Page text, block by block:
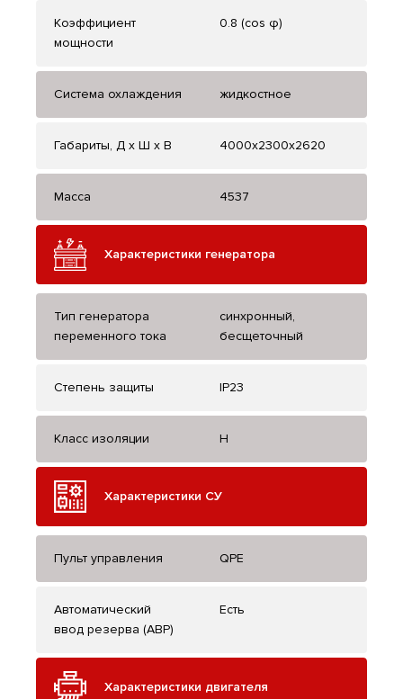
Коэффициент
мощности
0.8 (cos φ)
Система охлаждения жидкостное
Габариты, Д x Ш x В 4000x2300x2620
Масса 4537
Характеристики генератора
Тип генератора
переменного тока
синхронный,
бесщеточный
Степень защиты IP23
Класс изоляции H
Характеристики СУ
Пульт управления QPE
Автоматический
ввод резерва (АВР)
Есть
Характеристики двигателя